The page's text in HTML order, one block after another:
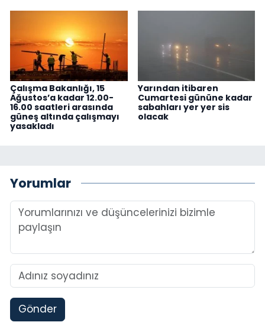
Çalışma Bakanlığı, 15
Ağustos’a kadar 12.00-
16.00 saatleri arasında
güneş altında çalışmayı
yasakladı
Yarından itibaren
Cumartesi gününe kadar
sabahları yer yer sis
olacak
Yorumlar
Gönder